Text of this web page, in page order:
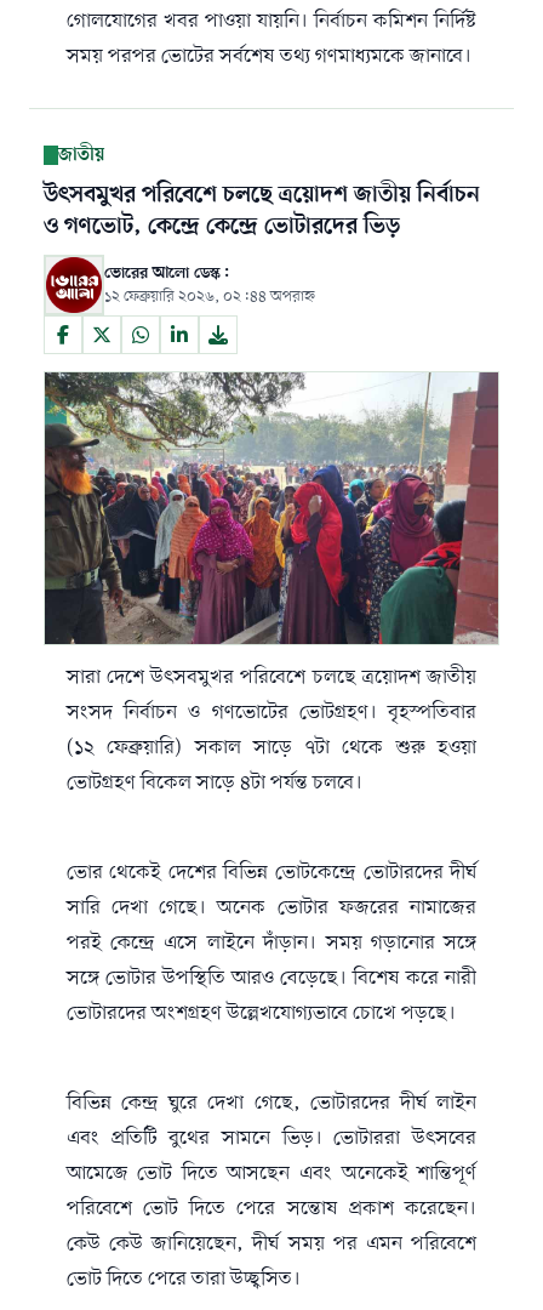
গোলযোগের খবর পাওয়া যায়নি। নির্বাচন কমিশন নির্দিষ্ট
সময় পরপর ভোটের সর্বশেষ তথ্য গণমাধ্যমকে জানাবে।
জাতীয়
উৎসবমুখর পরিবেশে চলছে ত্রয়োদশ জাতীয় নির্বাচন
ও গণভোট, কেন্দ্রে কেন্দ্রে ভোটারদের ভিড়
ভোরের আলো ডেস্ক:
১২ ফেব্রুয়ারি ২০২৬, ০২:৪৪ অপরাহ্ন
সারা দেশে উৎসবমুখর পরিবেশে চলছে ত্রয়োদশ জাতীয়
সংসদ নির্বাচন ও গণভোটের ভোটগ্রহণ। বৃহস্পতিবার
(১২ ফেব্রুয়ারি) সকাল সাড়ে ৭টা থেকে শুরু হওয়া
ভোটগ্রহণ বিকেল সাড়ে ৪টা পর্যন্ত চলবে।
ভোর থেকেই দেশের বিভিন্ন ভোটকেন্দ্রে ভোটারদের দীর্ঘ
সারি দেখা গেছে। অনেক ভোটার ফজরের নামাজের
পরই কেন্দ্রে এসে লাইনে দাঁড়ান। সময় গড়ানোর সঙ্গে
সঙ্গে ভোটার উপস্থিতি আরও বেড়েছে। বিশেষ করে নারী
ভোটারদের অংশগ্রহণ উল্লেখযোগ্যভাবে চোখে পড়ছে।
বিভিন্ন কেন্দ্র ঘুরে দেখা গেছে, ভোটারদের দীর্ঘ লাইন
এবং প্রতিটি বুথের সামনে ভিড়। ভোটাররা উৎসবের
আমেজে ভোট দিতে আসছেন এবং অনেকেই শান্তিপূর্ণ
পরিবেশে ভোট দিতে পেরে সন্তোষ প্রকাশ করেছেন।
কেউ কেউ জানিয়েছেন, দীর্ঘ সময় পর এমন পরিবেশে
ভোট দিতে পেরে তারা উচ্ছ্বসিত।